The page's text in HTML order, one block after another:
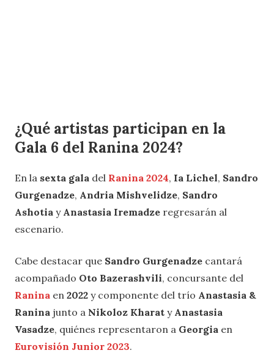
¿Qué artistas participan en la
Gala 6 del Ranina 2024?
En la sexta gala del Ranina 2024, Ia Lichel, Sandro
Gurgenadze, Andria Mishvelidze, Sandro
Ashotia yAnastasia Iremadze regresarán al
escenario.
Cabe destacar que Sandro Gurgenadze cantará
acompañado Oto Bazerashvili, concursante del
Ranina en 2022 y componente del trío Anastasia &
Ranina junto a Nikoloz Kharat y Anastasia
Vasadze, quiénes representaron a Georgia en
Eurovisión Junior 2023.